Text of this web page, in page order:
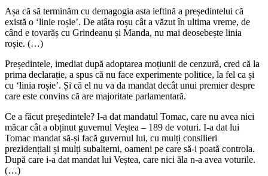
Așa că să terminăm cu demagogia asta ieftină a președintelui că
există o ‘linie roșie’. De atâta roșu cât a văzut în ultima vreme, de
când e tovarăș cu Grindeanu și Manda, nu mai deosebește linia
roșie. (…)
Președintele, imediat după adoptarea moțiunii de cenzură, cred că la
prima declarație, a spus că nu face experimente politice, la fel ca și
cu ‘linia roșie’. Și că el nu va da mandat decât unui premier despre
care este convins că are majoritate parlamentară.
Ce a făcut președintele? I-a dat mandatul Tomac, care nu avea nici
măcar cât a obținut guvernul Veștea – 189 de voturi. I-a dat lui
Tomac mandat să-și facă guvernul lui, cu mulți consilieri
prezidențiali și mulți subalterni, oameni pe care să-i poată controla.
După care i-a dat mandat lui Veștea, care nici ăla n-a avea voturile.
(…)